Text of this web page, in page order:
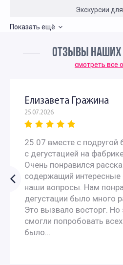
Экскурсии
Интересные экскурсии для
Экскурсии по Москве для
Необычные экскурсии
Экскурсии для
Интересные экскурсии по
Показать ещё
ОТЗЫВЫ НАШИХ
смотреть все
Елизавета Гражина
25.07.2026
25.07 вместе с подругой
с дегустацией на
Очень понравился
содержащий
наши вопросы. Нам
дегустации было много
Это вызвало восторг.
смогли попробовать
было...